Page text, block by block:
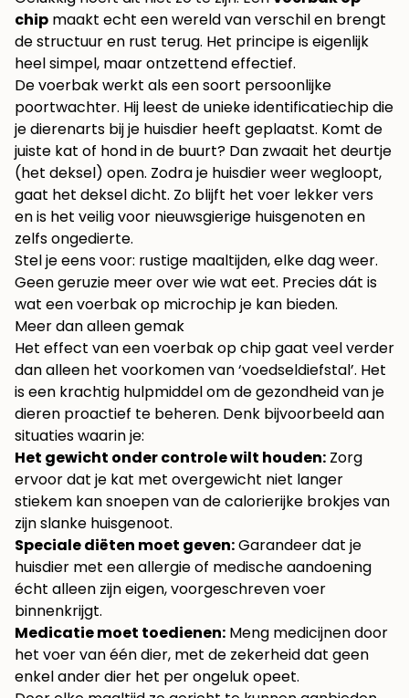
chip maakt echt een wereld van verschil en brengt
de structuur en rust terug. Het principe is eigenlijk
heel simpel, maar ontzettend effectief.
De voerbak werkt als een soort persoonlijke
poortwachter. Hij leest de unieke identificatiechip die
je dierenarts bij je huisdier heeft geplaatst. Komt de
juiste kat of hond in de buurt? Dan zwaait het deurtje
(het deksel) open. Zodra je huisdier weer wegloopt,
gaat het deksel dicht. Zo blijft het voer lekker vers
en is het veilig voor nieuwsgierige huisgenoten en
zelfs ongedierte.
Stel je eens voor: rustige maaltijden, elke dag weer.
Geen geruzie meer over wie wat eet. Precies dát is
wat een voerbak op microchip je kan bieden.
Meer dan alleen gemak
Het effect van een voerbak op chip gaat veel verder
dan alleen het voorkomen van ‘voedseldiefstal’. Het
is een krachtig hulpmiddel om de gezondheid van je
dieren proactief te beheren. Denk bijvoorbeeld aan
situaties waarin je:
Het gewicht onder controle wilt houden: Zorg
ervoor dat je kat met overgewicht niet langer
stiekem kan snoepen van de calorierijke brokjes van
zijn slanke huisgenoot.
Speciale diëten moet geven:Garandeer dat je
huisdier met een allergie of medische aandoening
écht alleen zijn eigen, voorgeschreven voer
binnenkrijgt.
Medicatie moet toedienen: Meng medicijnen door
het voer van één dier, met de zekerheid dat geen
enkel ander dier het per ongeluk opeet.